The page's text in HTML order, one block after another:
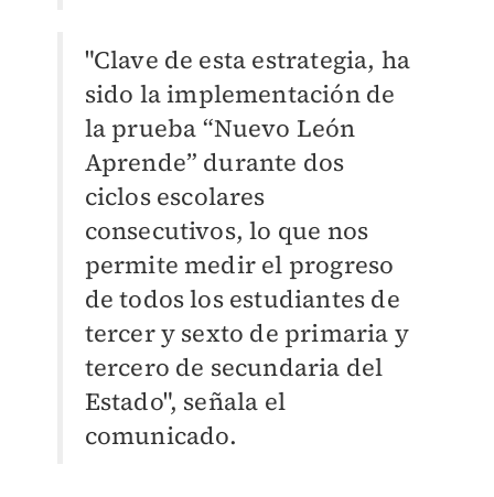
"Clave de esta estrategia, ha
sido la implementación de
la prueba “Nuevo León
Aprende” durante dos
ciclos escolares
consecutivos, lo que nos
permite medir el progreso
de todos los estudiantes de
tercer y sexto de primaria y
tercero de secundaria del
Estado", señala el
comunicado.